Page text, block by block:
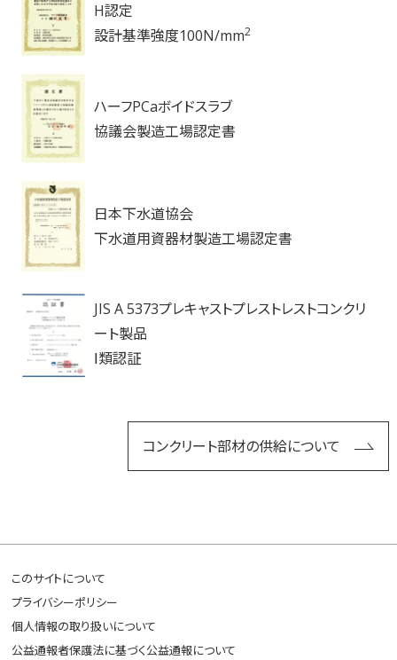
H認定
設計基準強度100N/mm2
ハーフPCaボイドスラブ
協議会製造工場認定書
日本下水道協会
下水道用資器材製造工場認定書
JIS A 5373プレキャストプレストレストコンクリ
ート製品
Ⅰ類認証
コンクリート部材の供給について
このサイトについて
プライバシーポリシー
個人情報の取り扱いについて
公益通報者保護法に基づく公益通報について